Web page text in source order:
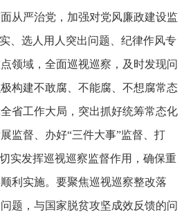
从严治党，加强对党风廉政建设监
、选人用人突出问题、纪律作风专
领域，全面巡视巡察，及时发现问
构建不敢腐、不能腐、不想腐常态
省工作大局，突出抓好统筹常态化
监督、办好“三件大事”监督、打
实发挥巡视巡察监督作用，确保重
利实施。要聚焦巡视巡察整改落
题，与国家脱贫攻坚成效反馈的问